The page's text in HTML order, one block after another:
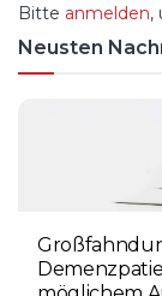
Bitte anmelden,
Neusten